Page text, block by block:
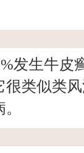
发生牛皮
类似类